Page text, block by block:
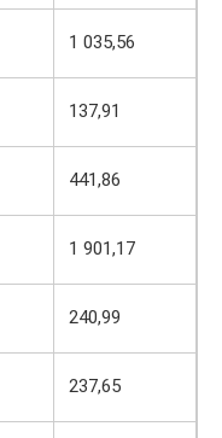
1 035,56
137,91
441,86
1 901,17
240,99
237,65